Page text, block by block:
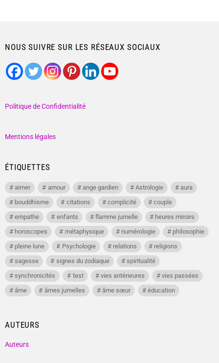
NOUS SUIVRE SUR LES RÉSEAUX SOCIAUX
Politique de Confidentialité
Mentions légales
ÉTIQUETTES
aimer amour ange gardien Astrologie
aura
bouddhisme
citations complicité
couple
empathe
enfants flamme jumelle
heures miroirs
horoscopes
métaphysique numérologie
philosophie
pleine lune
Psychologie relations
religions
sagesse
signes du zodiaque
spiritualité
synchronicités
test vies antérieures
vies passées
âme
âmes jumelles âme sœur éducation
AUTEURS
Auteurs